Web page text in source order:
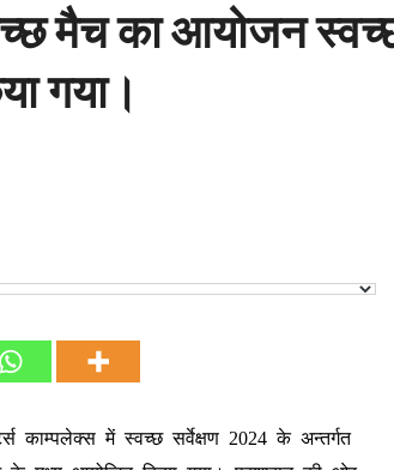
मैच का आयोजन
गया।
काम्पलेक्स में स्वच्छ सर्वेक्षण 2024 के अन्तर्गत